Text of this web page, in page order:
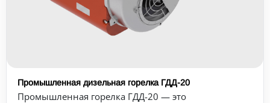
Промышленная дизельная горелка ГДД-20
Промышленная горелка ГДД-20 — это